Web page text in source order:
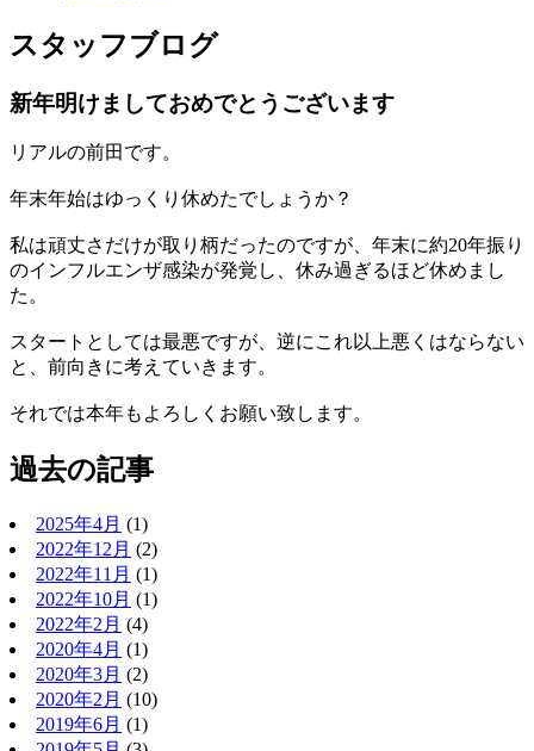
スタッフブログ
新年明けましておめでとうございます
リアルの前田です。
年末年始はゆっくり休めたでしょうか？
私は頑丈さだけが取り柄だったのですが、年末に約20年振り
のインフルエンザ感染が発覚し、休み過ぎるほど休めまし
た。
スタートとしては最悪ですが、逆にこれ以上悪くはならない
と、前向きに考えていきます。
それでは本年もよろしくお願い致します。
過去の記事
2025年4月 (1)
2022年12月 (2)
2022年11月 (1)
2022年10月 (1)
2022年2月 (4)
2020年4月 (1)
2020年3月 (2)
2020年2月 (10)
2019年6月 (1)